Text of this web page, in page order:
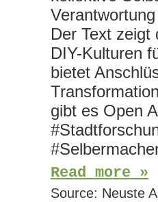
Der Text zeigt
DIY-Kulturen
bietet
gibt es Open
Read more »
Source: Neuste